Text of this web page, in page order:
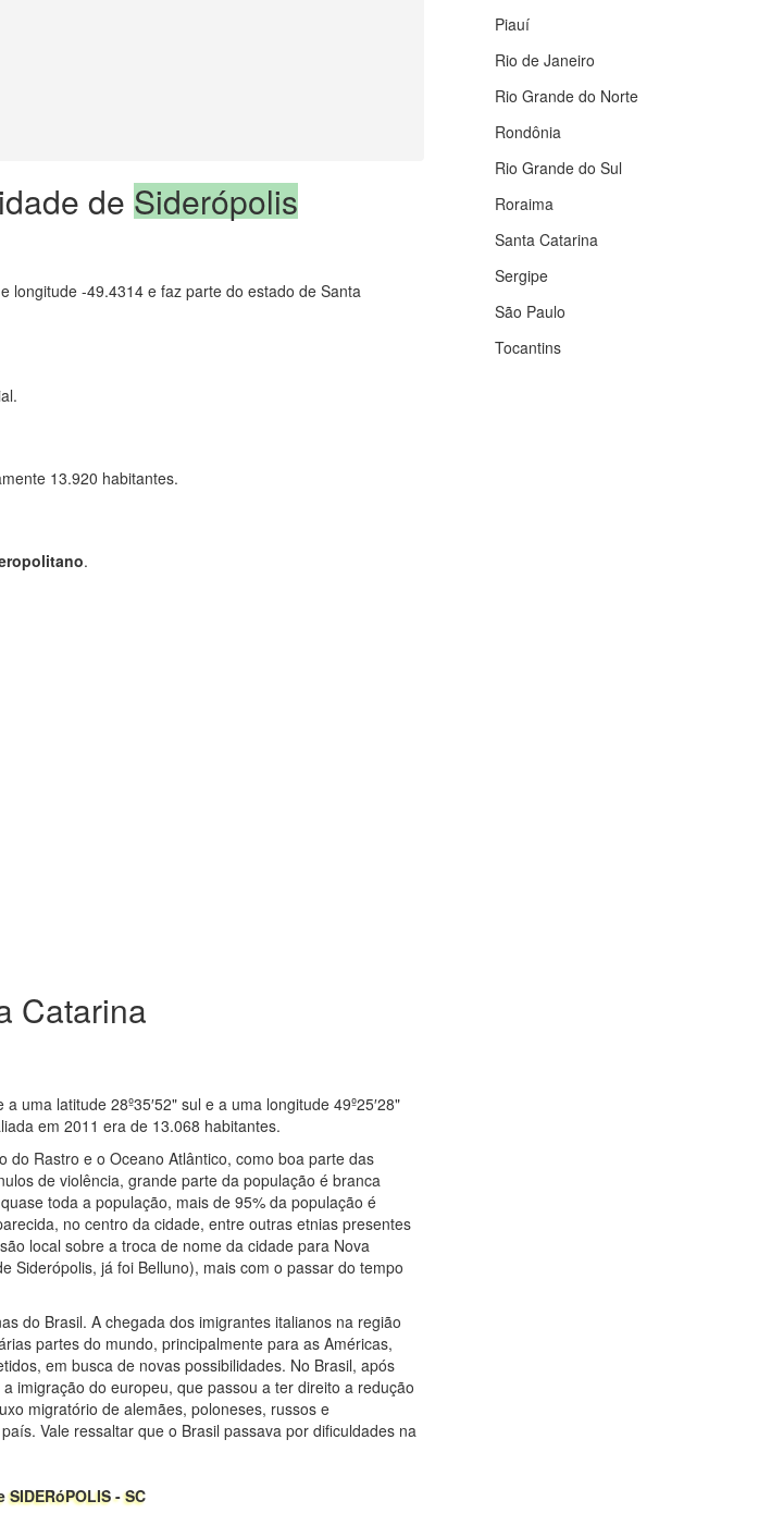
de Siderópolis
longitude -49.4314 e faz parte do estado de Santa
13.920 habitantes.
.
Catarina
uma latitude 28º35′52" sul e a uma longitude 49º25′28"
em 2011 era de 13.068 habitantes.
do Rastro e o Oceano Atlântico, como boa parte das
de violência, grande parte da população é branca
toda a população, mais de 95% da população é
no centro da cidade, entre outras etnias presentes
local sobre a troca de nome da cidade para Nova
Siderópolis, já foi Belluno), mais com o passar do tempo
do Brasil. A chegada dos imigrantes italianos na região
partes do mundo, principalmente para as Américas,
em busca de novas possibilidades. No Brasil, após
imigração do europeu, que passou a ter direito a redução
migratório de alemães, poloneses, russos e
Vale ressaltar que o Brasil passava por dificuldades na
- SC
Piauí
Rio de Janeiro
Rio Grande do Norte
Rondônia
Rio Grande do Sul
Roraima
Santa Catarina
Sergipe
São Paulo
Tocantins